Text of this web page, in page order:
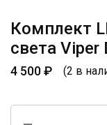
Комплект
света Viper
4 500₽ (2 в